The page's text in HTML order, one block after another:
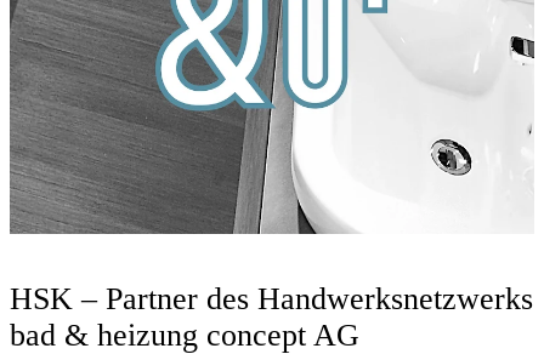
HSK – Partner des Handwerksnetzwerks
bad & heizung concept AG